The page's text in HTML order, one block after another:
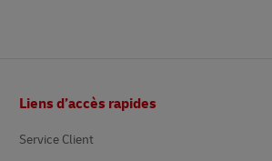
de
Liens d’accès rapides
Service Client